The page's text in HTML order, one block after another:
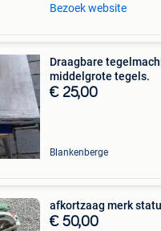
Bezoek website
Draagbare
middelgrote tegels.
€ 25,00
Blankenberge
€ 50,00